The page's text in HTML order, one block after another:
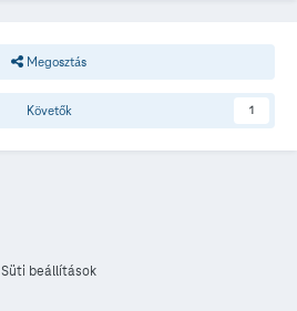
Megosztás
Követők 1
Süti beállítások